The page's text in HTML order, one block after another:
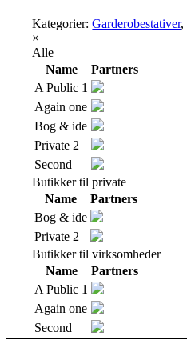
Kategorier:Garderobestativer,
×
Alle
Name
Partners
A Public 1
Again one
Bog & ide
Private 2
Second
Butikker til private
Name
Partners
Bog & ide
Private 2
Butikker til virksomheder
Name
Partners
A Public 1
Again one
Second